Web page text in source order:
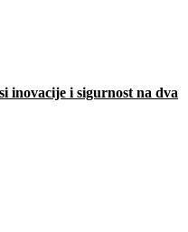
i sigurnost na dva